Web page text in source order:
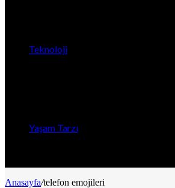
Teknoloji
Yaşam Tarzı
Anasayfa/telefon emojileri